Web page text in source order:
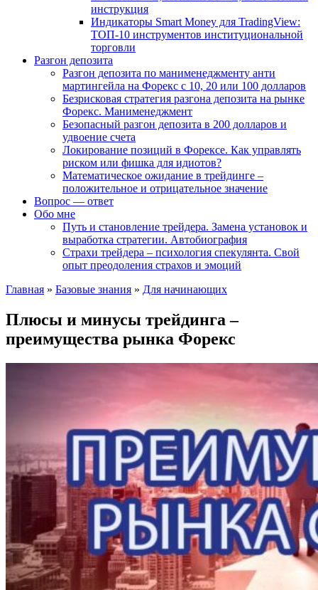
инструкция
Индикаторы Smart Money для TradingView:
ТОП-10 инструментов институциональной
торговли
Разгон депозита
Разгон депозита по манименеджменту анти
мартингейла на Форекс с 10, 20 или 100 долларов
Безрисковая стратегия разгона депозита на рынке
Форекс. Манименеджмент
Безопасный разгон депозита в 200 долларов и
удвоение счета
Локирование позиций в Форексе. Как управлять
риском или фишка для идиотов?
Математическое ожидание в трейдинге –
положительное и отрицательное значение
Вопрос — ответ
Обо мне
Путь и становление трейдера. Замена установок и
выработка стратегии. Автобиография
Страхи трейдера – психология спекулянта. Свой
опыт преодоления страхов и эмоций
Главная » Базовые знания » Для начинающих
Плюсы и минусы трейдинга –
преимущества рынка Форекс